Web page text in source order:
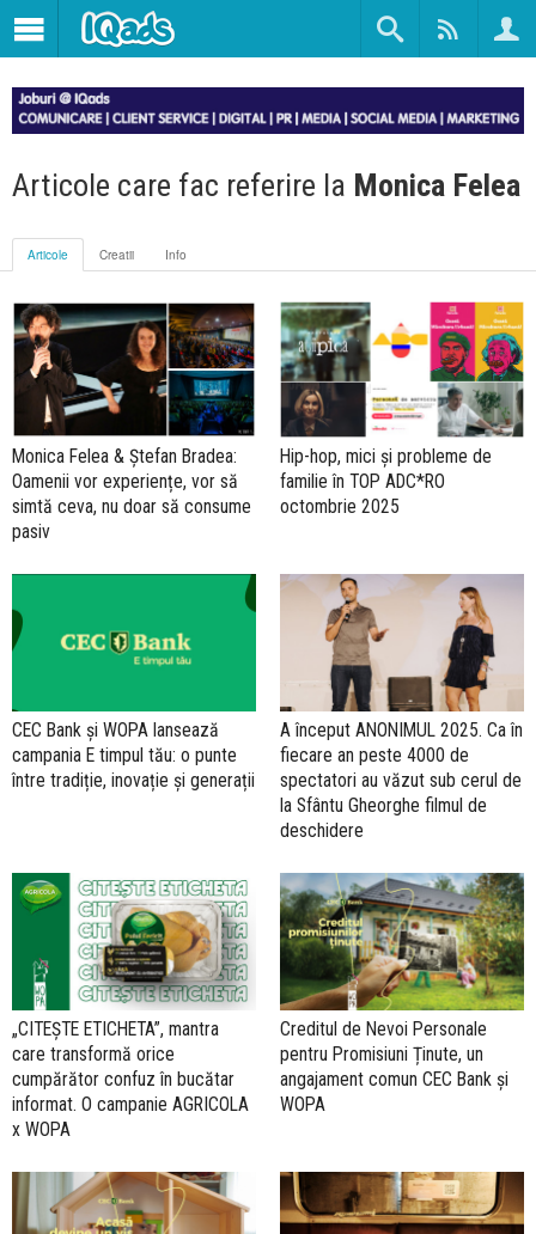
Articole care fac referire la Monica Felea
Articole Creatii Info
Monica Felea & Ștefan Bradea:
Oamenii vor experiențe, vor să
simtă ceva, nu doar să consume
pasiv
Hip-hop, mici și probleme de
familie în TOP ADC*RO
octombrie 2025
CEC Bank și WOPA lansează
campania E timpul tău: o punte
între tradiție, inovație și generații
A început ANONIMUL 2025. Ca în
fiecare an peste 4000 de
spectatori au văzut sub cerul de
la Sfântu Gheorghe filmul de
deschidere
„CITEȘTE ETICHETA”, mantra
care transformă orice
cumpărător confuz în bucătar
informat. O campanie AGRICOLA
x WOPA
Creditul de Nevoi Personale
pentru Promisiuni Ținute, un
angajament comun CEC Bank și
WOPA